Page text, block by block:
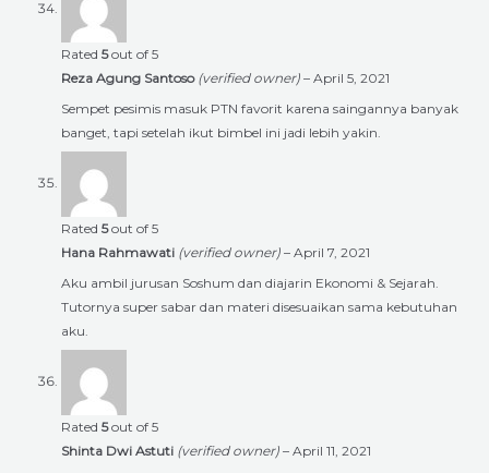
Rated 5out of 5
Reza Agung Santoso (verified owner) – April 5, 2021
Sempet pesimis masuk PTN favorit karena saingannya banyak
banget, tapi setelah ikut bimbel ini jadi lebih yakin.
Rated 5out of 5
Hana Rahmawati (verified owner) – April 7, 2021
Aku ambil jurusan Soshum dan diajarin Ekonomi & Sejarah.
Tutornya super sabar dan materi disesuaikan sama kebutuhan
aku.
Rated 5out of 5
Shinta Dwi Astuti (verified owner) – April 11, 2021